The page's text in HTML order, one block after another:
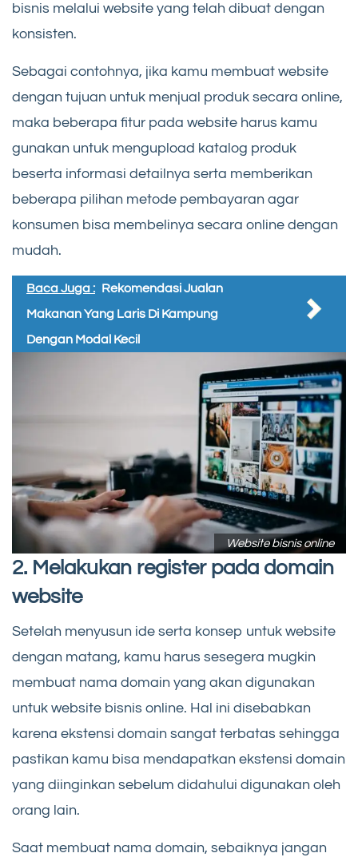
bisnis melalui website yang telah dibuat dengan
konsisten.
Sebagai contohnya, jika kamu membuat website
dengan tujuan untuk menjual produk secara online,
maka beberapa fitur pada website harus kamu
gunakan untuk mengupload katalog produk
beserta informasi detailnya serta memberikan
beberapa pilihan metode pembayaran agar
konsumen bisa membelinya secara online dengan
mudah.
Baca Juga : Rekomendasi Jualan
Makanan Yang Laris Di Kampung
Dengan Modal Kecil
Website bisnis online
2. Melakukan register pada domain
website
Setelah menyusun ide serta konsep untuk website
dengan matang, kamu harus sesegera mugkin
membuat nama domain yang akan digunakan
untuk website bisnis online. Hal ini disebabkan
karena ekstensi domain sangat terbatas sehingga
pastikan kamu bisa mendapatkan ekstensi domain
yang diinginkan sebelum didahului digunakan oleh
orang lain.
Saat membuat nama domain, sebaiknya jangan